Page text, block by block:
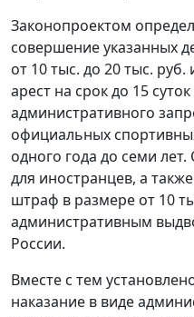
Законопроектом
совершение указанных
от 10 тыс. до 20 тыс.
арест на срок до 15
административного
официальных
одного года до семи
для иностранцев, а
штраф в размере от 10
административным
России.
Вместе с тем
наказание в виде